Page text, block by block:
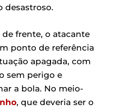
desastroso.
frente, o atacante
ponto de referência
apagada, com
sem perigo e
a bola. No meio-
, que deveria ser o